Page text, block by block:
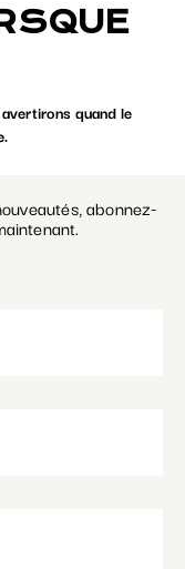
quand le
abonnez-